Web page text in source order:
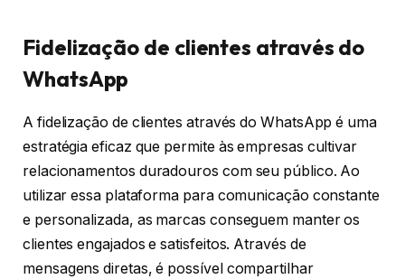
Fidelização de clientes através do
WhatsApp
A fidelização de clientes através do WhatsApp é uma
estratégia eficaz que permite às empresas cultivar
relacionamentos duradouros com seu público. Ao
utilizar essa plataforma para comunicação constante
e personalizada, as marcas conseguem manter os
clientes engajados e satisfeitos. Através de
mensagens diretas, é possível compartilhar